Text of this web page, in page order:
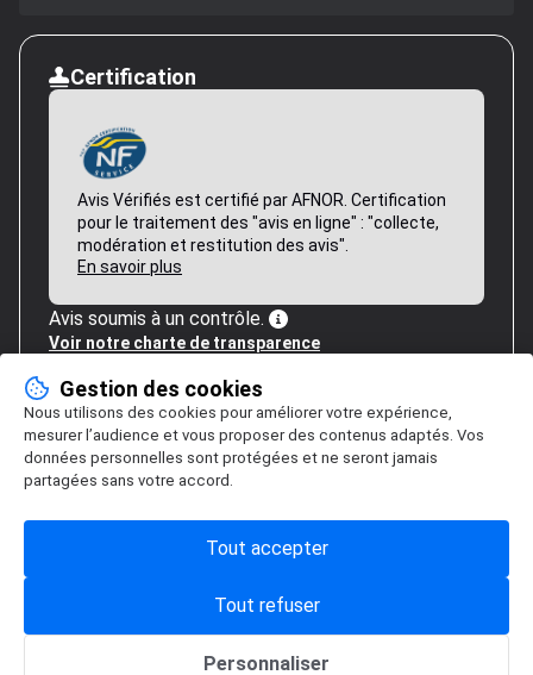
Certification
Avis Vérifiés est certifié par AFNOR. Certification
pour le traitement des "avis en ligne" : "collecte,
modération et restitution des avis".
En savoir plus
Avis soumis à un contrôle.
Voir notre charte de transparence
Gestion des cookies
Gestion des cookies
Nous utilisons des cookies pour améliorer votre expérience,
mesurer l’audience et vous proposer des contenus adaptés. Vos
données personnelles sont protégées et ne seront jamais
partagées sans votre accord.
Personnaliser
Tout refuser
Tout accepter